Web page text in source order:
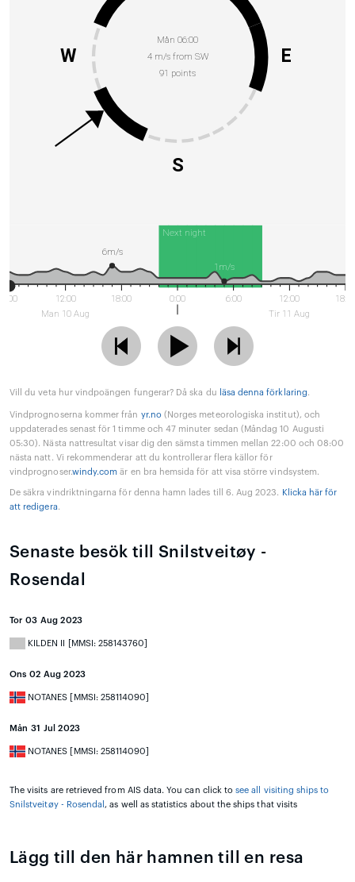
Mån 06:00
4 m/s from SW
91 points
E
S
W
Next night
6:00
12:00
Man 10 Aug
18:00 0:00 6:00
12:00
Tir 11 Aug
6m/s
1m/s
Vill du veta hur vindpoängen fungerar? Då ska du läsa denna förklaring.
Vindprognoserna kommer från yr.no (Norges meteorologiska institut), och
uppdaterades senast för 1 timme och 47 minuter sedan (Måndag 10 Augusti
05:30). Nästa nattresultat visar dig den sämsta timmen mellan 22:00 och 08:00
nästa natt. Vi rekommenderar att du kontrollerar flera källor för
vindprognoser.windy.com är en bra hemsida för att visa större vindsystem.
De säkra vindriktningarna för denna hamn lades till 6. Aug 2023.
Klicka här för
att redigera.
Senaste besök till Snilstveitøy -
Rosendal
Tor 03 Aug 2023
KILDEN II [MMSI: 258143760]
Ons 02 Aug 2023
NOTANES [MMSI: 258114090]
Mån 31 Jul 2023
NOTANES [MMSI: 258114090]
The visits are retrieved from AIS data. You can click tosee all visiting ships to
Snilstveitøy - Rosendal , as well as statistics about the ships that visits
Lägg till den här hamnen till en resa